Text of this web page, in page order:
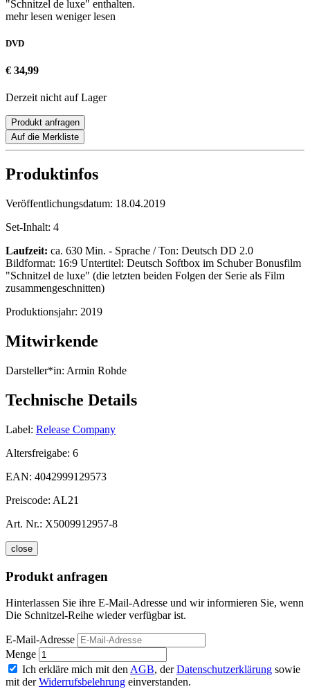
"Schnitzel de luxe" enthalten.
mehr lesen weniger lesen
DVD
€ 34,99
Derzeit nicht auf Lager
Produkt anfragen
Auf die Merkliste
Produktinfos
Veröffentlichungsdatum: 18.04.2019
Set-Inhalt: 4
Laufzeit: ca. 630 Min. - Sprache / Ton: Deutsch DD 2.0
Bildformat: 16:9 Untertitel: Deutsch Softbox im Schuber Bonusfilm
"Schnitzel de luxe" (die letzten beiden Folgen der Serie als Film
zusammengeschnitten)
Produktionsjahr: 2019
Mitwirkende
Darsteller*in: Armin Rohde
Technische Details
Label: Release Company
Altersfreigabe: 6
EAN: 4042999129573
Preiscode: AL21
Art. Nr.: X5009912957-8
close
Produkt anfragen
Hinterlassen Sie ihre E-Mail-Adresse und wir informieren Sie, wenn
Die Schnitzel-Reihe wieder verfügbar ist.
E-Mail-Adresse
Menge
Ich erkläre mich mit den AGB, derDatenschutzerklärung sowie
mit derWiderrufsbelehrung einverstanden.